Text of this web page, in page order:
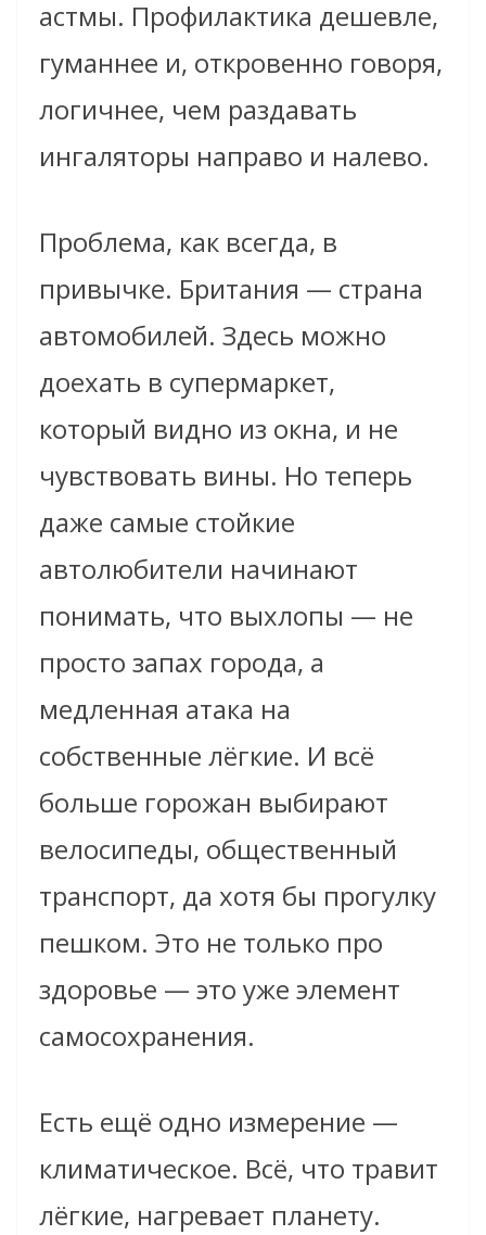
астмы. Профилактика дешевле,
гуманнее и, откровенно говоря,
логичнее, чем раздавать
ингаляторы направо и налево.
Проблема, как всегда, в
привычке. Британия — страна
автомобилей. Здесь можно
доехать в супермаркет,
который видно из окна, и не
чувствовать вины. Но теперь
даже самые стойкие
автолюбители начинают
понимать, что выхлопы — не
просто запах города, а
медленная атака на
собственные лёгкие. И всё
больше горожан выбирают
велосипеды, общественный
транспорт, да хотя бы прогулку
пешком. Это не только про
здоровье — это уже элемент
самосохранения.
Есть ещё одно измерение —
климатическое. Всё, что травит
лёгкие, нагревает планету.